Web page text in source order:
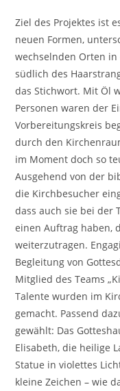
Ziel des Projektes ist
neuen Formen,
wechselnden Orten
südlich des
das Stichwort. Mit Öl
Personen waren der
Vorbereitungskreis
durch den
im Moment doch so
Ausgehend von der
die Kirchbesucher
dass auch sie bei der
einen Auftrag haben,
weiterzutragen.
Begleitung von
Mitglied des Teams
Talente wurden im
gemacht. Passend
gewählt: Das
Elisabeth, die heilige
Statue in violettes
kleine Zeichen – wie